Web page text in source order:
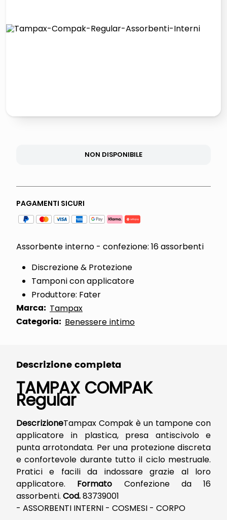
NON DISPONIBILE
PAGAMENTI SICURI
Assorbente interno - confezione: 16 assorbenti
Discrezione & Protezione
Tamponi con applicatore
Produttore: Fater
Marca: Tampax
Categoria: Benessere intimo
Descrizione completa
TAMPAX COMPAK
Regular
DescrizioneTampax Compak è un tampone con
applicatore in plastica, presa antiscivolo e
punta arrotondata. Per una protezione discreta
e confortevole durante tutto il ciclo mestruale.
Pratici e facili da indossare grazie al loro
applicatore. Formato Confezione da 16
assorbenti. Cod.83739001
- ASSORBENTI INTERNI - COSMESI - CORPO